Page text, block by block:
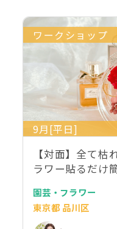
ワークショップ
9月[平日]
【対面】全て枯
ラワー貼るだけ
園芸・フラワー
東京都 品川区